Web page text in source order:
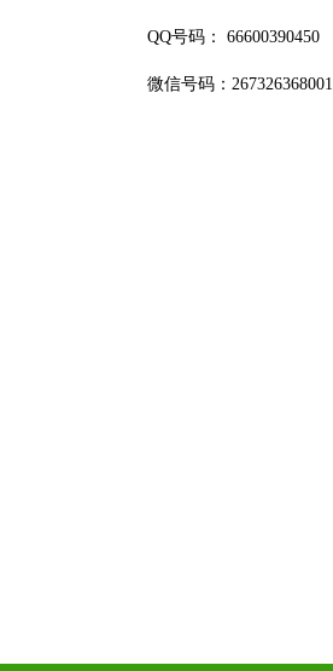
QQ号码： 66600390450
微信号码：267326368001